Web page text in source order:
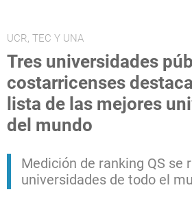
UCR, TEC Y UNA
Tres universidades
costarricenses
lista de las mejores
del mundo
Medición de ranking QS se
universidades de todo el